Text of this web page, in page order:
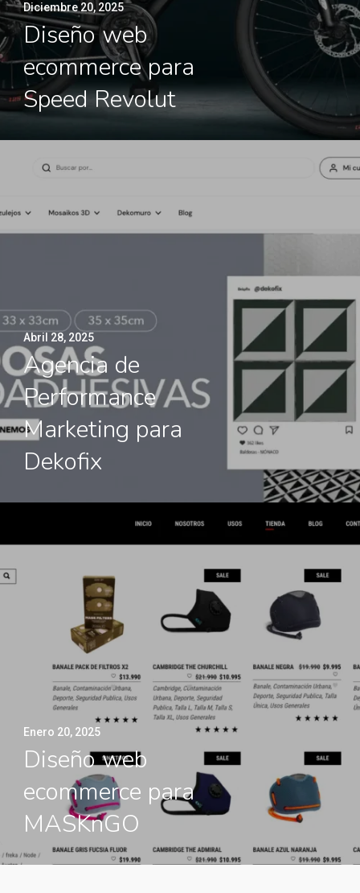
Diciembre 20, 2025
Diseño web
ecommerce para
Speed Revolut
Abril 28, 2025
Agencia de
Performance
Marketing para
Dekofix
Enero 20, 2025
Diseño web
ecommerce para
MASKnGO